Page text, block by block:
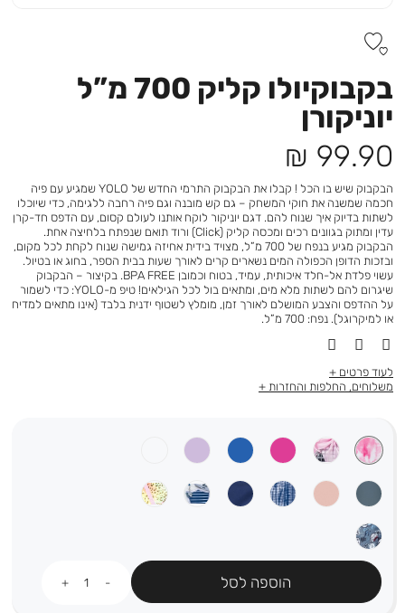
בקבוקיולו קליק 700 מ”ל
יוניקורן
מחיר
מוצר
99.90 ₪
הבקבוק שיש בו הכל ! קבלו את הבקבוק התרמי החדש של YOLO שמגיע עם פיה
חכמה שמשנה את חוקי המשחק – גם קש מובנה וגם פיה רחבה ללגימה, כדי שיוכלו
לשתות בדיוק איך שנוח להם. דגם יוניקור לוקח אותנו לעולם קסום, עם הדפס חד-קרן
עדין ומתוק בגוונים רכים ומכסה קליק (Click) ורוד תואם שנפתח בלחיצה אחת.
הבקבוק מגיע בנפח של 700 מ”ל, מצויד בידית אחיזה גמישה שנוח לקחת לכל מקום,
ובזכות הדופן הכפולה המים נשארים קרים לאורך שעות בבית הספר, בחוג או בטיול.
עשוי פלדת אל-חלד איכותית, עמיד, בטוח וכמובן BPA FREE. בקיצור – הבקבוק
שיגרום להם לשתות מלא מים, ומתאים בול לכל הגילאים! טיפ מ-YOLO: כדי לשמור
על ההדפס והצבע המושלם לאורך זמן, מומלץ לשטוף ידנית בלבד (אינו מתאים למדיח
או למיקרוגל). נפח: 700 מ”ל.
לעוד פרטים
משלוחים, החלפות והחזרות
הוספה לסל